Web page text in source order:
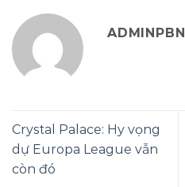
ADMINPBN
Crystal Palace: Hy vọng
dự Europa League vẫn
còn đó